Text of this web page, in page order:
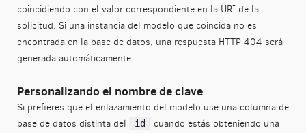
coincidiendo con el valor correspondiente en la URI de la
solicitud. Si una instancia del modelo que coincida no es
encontrada en la base de datos, una respuesta HTTP 404 será
generada automáticamente.
Personalizando el nombre de clave
Si prefieres que el enlazamiento del modelo use una columna de
base de datos distinta del
id
cuando estás obteniendo una